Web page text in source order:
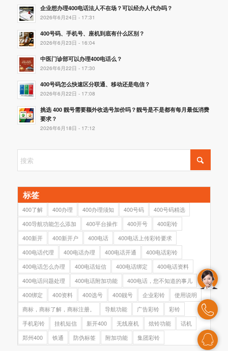
企业想办理400电话法人不在场？可以经办人代办吗？
2026年6月24日 - 17:31
400号码、手机号、座机到底有什么区别？
2026年6月23日 - 16:04
中医门诊部可以办理400电话么？
2026年6月22日 - 17:30
400号码怎么快速区分联通、移动还是电信？
2026年6月22日 - 17:08
挑选 400 靓号需要额外收选号加价吗？靓号是不是都有每月最低消费
要求？
2026年6月18日 - 17:12
标签
400了解 400办理 400办理须知 400号码
400号码精选
400导航功能怎么添加
400平台操作 400开号
400彩铃
400新开
400新开户 400电话
400电话上传彩铃要求
400电话代理
400电话办理 400电话开通
400电话彩铃
400电话怎么办理
400电话短信 400电话绑定
400电话资料
400电话问题处理
400电话附加功能
400电话，您不知道的事儿
400绑定
400资料 400选号 400靓号 企业彩铃
使用说明
商标，商标了解，商标注册。
导航功能 广告彩铃
彩铃
手机彩铃
挂机短信 新开400 无线座机 炫铃功能
话机
郑州400
铁通 防伪标签 附加功能 集团彩铃